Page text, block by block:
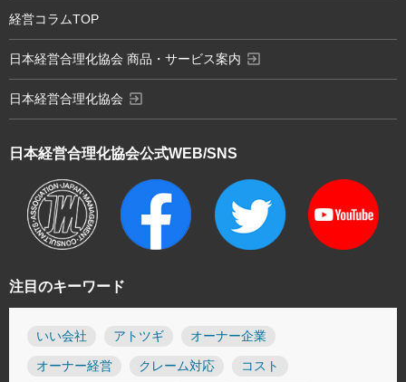
注目のキーワード
いい会社 アトツギ オーナー企業
オーナー経営 クレーム対応 コスト
日本経営合理化協会公式WEB/SNS
経営コラムTOP
日本経営合理化協会 商品・サービス案内 exit_to_app
日本経営合理化協会 exit_to_app